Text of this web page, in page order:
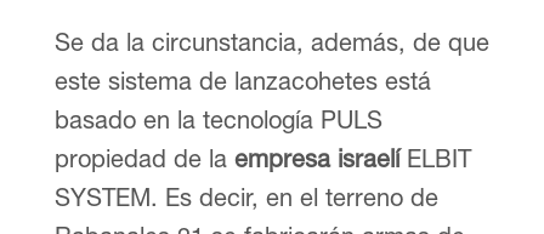
Se da la circunstancia, además, de que
este sistema de lanzacohetes está
basado en la tecnología PULS
propiedad de la empresa israelíELBIT
SYSTEM. Es decir, en el terreno de